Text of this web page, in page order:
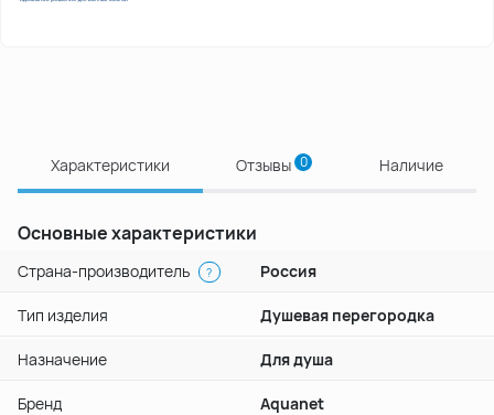
Характеристики Отзывы 0 Наличие
Основные характеристики
Страна-производитель ? Россия
Тип изделия Душевая перегородка
Назначение Для душа
Бренд Aquanet